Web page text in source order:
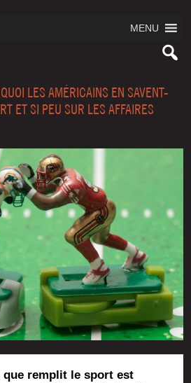
MENU
LES AMÉRICAINS EN SAVENT-
ET SI PEU SUR LES AFFAIRES
que remplit le sport est